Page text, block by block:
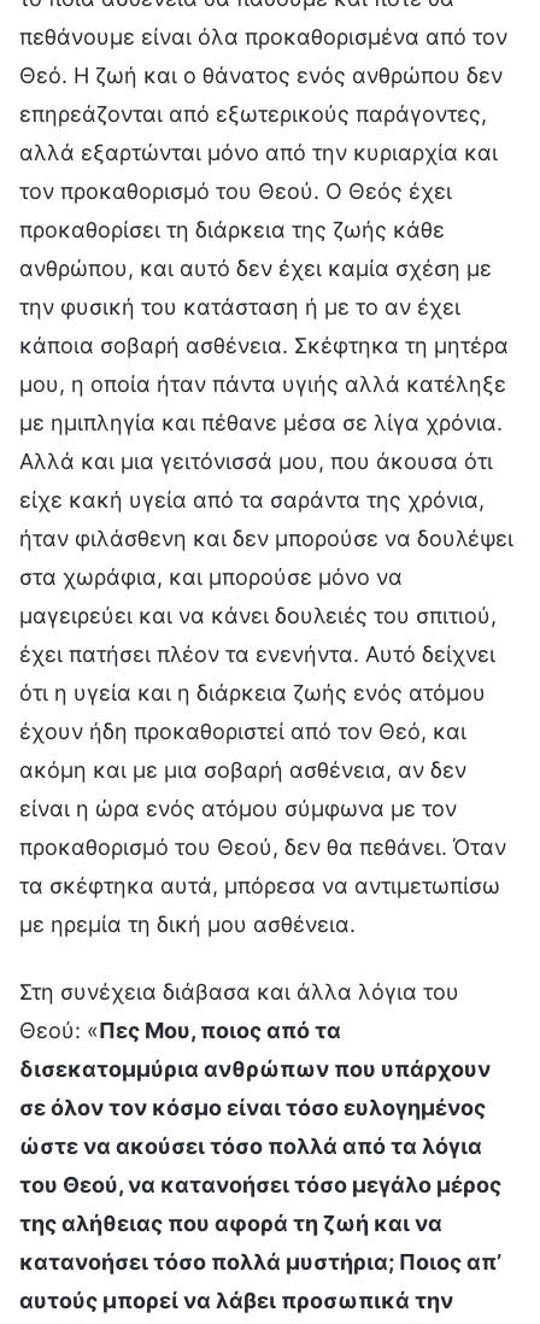
πεθάνουμε είναι όλα προκαθορισμένα από τον
Θεό. Η ζωή και ο θάνατος ενός ανθρώπου δεν
επηρεάζονται από εξωτερικούς παράγοντες,
αλλά εξαρτώνται μόνο από την κυριαρχία και
τον προκαθορισμό του Θεού. Ο Θεός έχει
προκαθορίσει τη διάρκεια της ζωής κάθε
ανθρώπου, και αυτό δεν έχει καμία σχέση με
την φυσική του κατάσταση ή με το αν έχει
κάποια σοβαρή ασθένεια. Σκέφτηκα τη μητέρα
μου, η οποία ήταν πάντα υγιής αλλά κατέληξε
με ημιπληγία και πέθανε μέσα σε λίγα χρόνια.
Αλλά και μια γειτόνισσά μου, που άκουσα ότι
είχε κακή υγεία από τα σαράντα της χρόνια,
ήταν φιλάσθενη και δεν μπορούσε να δουλέψει
στα χωράφια, και μπορούσε μόνο να
μαγειρεύει και να κάνει δουλειές του σπιτιού,
έχει πατήσει πλέον τα ενενήντα. Αυτό δείχνει
ότι η υγεία και η διάρκεια ζωής ενός ατόμου
έχουν ήδη προκαθοριστεί από τον Θεό, και
ακόμη και με μια σοβαρή ασθένεια, αν δεν
είναι η ώρα ενός ατόμου σύμφωνα με τον
προκαθορισμό του Θεού, δεν θα πεθάνει. Όταν
τα σκέφτηκα αυτά, μπόρεσα να αντιμετωπίσω
με ηρεμία τη δική μου ασθένεια.
Στη συνέχεια διάβασα και άλλα λόγια του
Θεού: «Πες Μου, ποιος από τα
δισεκατομμύρια ανθρώπων που υπάρχουν
σε όλον τον κόσμο είναι τόσο ευλογημένος
ώστε να ακούσει τόσο πολλά από τα λόγια
του Θεού, να κατανοήσει τόσο μεγάλο μέρος
της αλήθειας που αφορά τη ζωή και να
κατανοήσει τόσο πολλά μυστήρια; Ποιος απ’
αυτούς μπορεί να λάβει προσωπικά την